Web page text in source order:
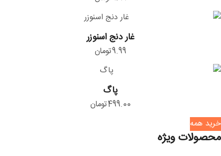
ترخیص
کالا
غار
دنج
اسنوزر
غار دنج اسنوزر
9.99تومان
پاگ
پاگ
499.00تومان
خرید همه
محصولات ویژه